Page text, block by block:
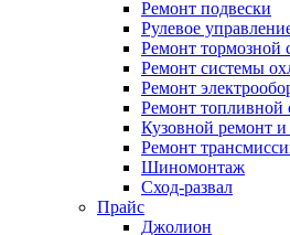
Ремонт подвески
Рулевое
Ремонт тормозной
Ремонт системы
Ремонт
Ремонт топливной
Кузовной ремонт и
Ремонт
Шиномонтаж
Сход-развал
Прайс
Джолион